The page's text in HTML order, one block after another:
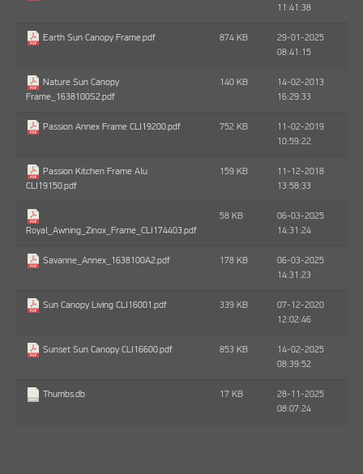
11:41:38
Earth Sun Canopy Frame.pdf 874 KB
29-01-2025
08:41:15
Nature Sun Canopy
Frame_1638100S2.pdf
140 KB
14-02-2013
16:29:33
Passion Annex Frame CLI19200.pdf 752 KB
11-02-2019
10:59:22
Passion Kitchen Frame Alu
CLI19150.pdf
159 KB
11-12-2018
13:58:33
Royal_Awning_Zinox_Frame_CLI174403.pdf
58 KB
06-03-2025
14:31:24
Savanne_Annex_1638100A2.pdf 178 KB
06-03-2025
14:31:23
Sun Canopy Living CLI16001.pdf 339 KB
07-12-2020
12:02:46
Sunset Sun Canopy CLI16600.pdf 853 KB
14-02-2025
08:39:52
Thumbs.db 17 KB
28-11-2025
08:07:24